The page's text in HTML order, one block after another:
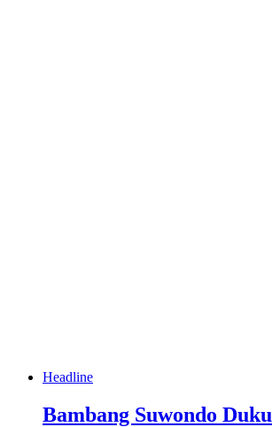
Headline
Bambang Suwondo